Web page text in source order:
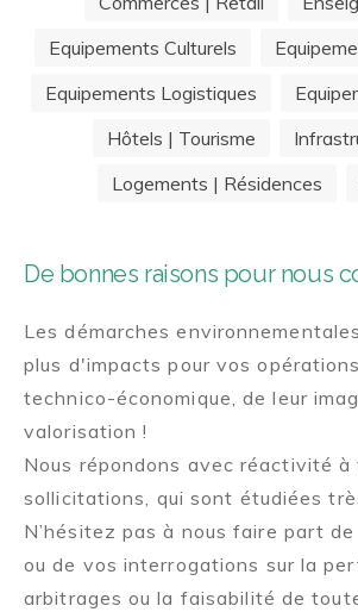
Equipements Culturels
Equipements Logistiques
Hôtels | Tourisme
Logements | Résidences
De bonnes raisons pour nous
Les démarches
plus d'impacts pour vos
technico-économique, de leur
valorisation !
Nous répondons avec réactivité à
sollicitations, qui sont étudiées
N’hésitez pas à nous faire part
ou de vos interrogations sur la
arbitrages ou la faisabilité de